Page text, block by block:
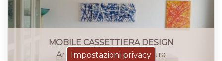
MOBILE CASSETTIERA DESIGN
Arredamenti casa su misura
Impostazioni privacy